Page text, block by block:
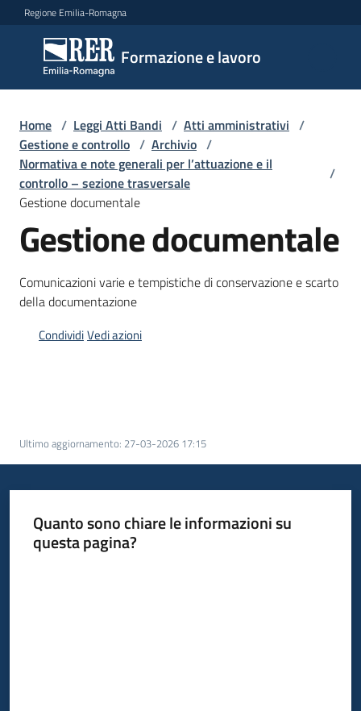
Vai al contenuto
Vai alla navigazione
Vai al footer
Regione Emilia-Romagna
Formazione e lavoro
Formazione
e lavoro
Argomenti
Novità
Leggi
Piani
Home / Leggi Atti Bandi / Atti amministrativi /
Gestione e controllo / Archivio /
Normativa e note generali per l’attuazione e il
controllo – sezione trasversale
/
Gestione documentale
Gestione documentale
Comunicazioni varie e tempistiche di conservazione e scarto
della documentazione
CondividiVedi azioni
Ultimo aggiornamento: 27-03-2026 17:15
Quanto sono chiare le informazioni su
questa pagina?